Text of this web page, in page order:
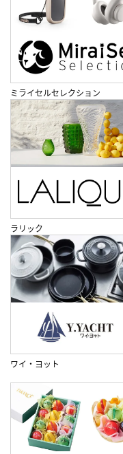
ミライセルセレクション
ラリック
ワイ・ヨット